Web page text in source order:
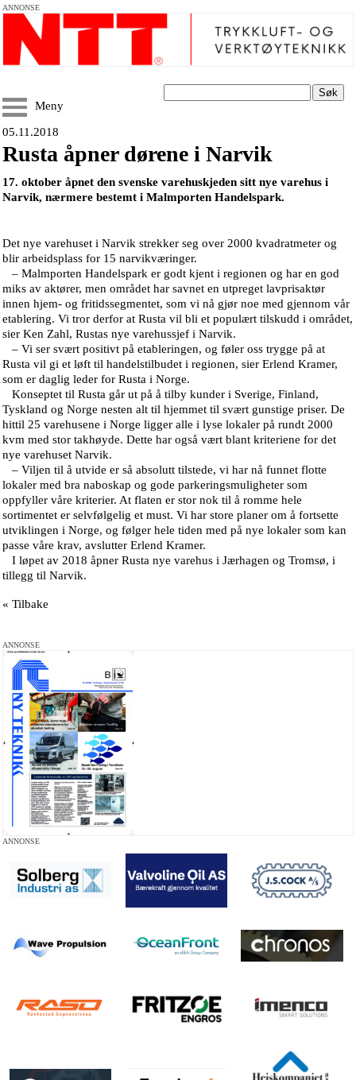
ANNONSE
Søk
Meny
05.11.2018
Rusta åpner dørene i Narvik
17. oktober åpnet den svenske varehuskjeden sitt nye varehus i
Narvik, nærmere bestemt i Malmporten Handelspark.
Det nye varehuset i Narvik strekker seg over 2000 kvadratmeter og
blir arbeidsplass for 15 narvikværinger.
– Malmporten Handelspark er godt kjent i regionen og har en god
miks av aktører, men området har savnet en utpreget lavprisaktør
innen hjem- og fritidssegmentet, som vi nå gjør noe med gjennom vår
etablering. Vi tror derfor at Rusta vil bli et populært tilskudd i området,
sier Ken Zahl, Rustas nye varehussjef i Narvik.
– Vi ser svært positivt på etableringen, og føler oss trygge på at
Rusta vil gi et løft til handelstilbudet i regionen, sier Erlend Kramer,
som er daglig leder for Rusta i Norge.
Konseptet til Rusta går ut på å tilby kunder i Sverige, Finland,
Tyskland og Norge nesten alt til hjemmet til svært gunstige priser. De
hittil 25 varehusene i Norge ligger alle i lyse lokaler på rundt 2000
kvm med stor takhøyde. Dette har også vært blant kriteriene for det
nye varehuset Narvik.
– Viljen til å utvide er så absolutt tilstede, vi har nå funnet flotte
lokaler med bra naboskap og gode parkeringsmuligheter som
oppfyller våre kriterier. At flaten er stor nok til å romme hele
sortimentet er selvfølgelig et must. Vi har store planer om å fortsette
utviklingen i Norge, og følger hele tiden med på nye lokaler som kan
passe våre krav, avslutter Erlend Kramer.
I løpet av 2018 åpner Rusta nye varehus i Jærhagen og Tromsø, i
tillegg til Narvik.
« Tilbake
ANNONSE
ANNONSE